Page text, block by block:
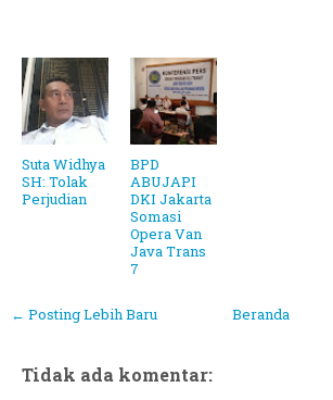
Suta Widhya
SH: Tolak
Perjudian
BPD
ABUJAPI
DKI Jakarta
Somasi
Opera Van
Java Trans
7
← Posting Lebih Baru Beranda
Tidak ada komentar: